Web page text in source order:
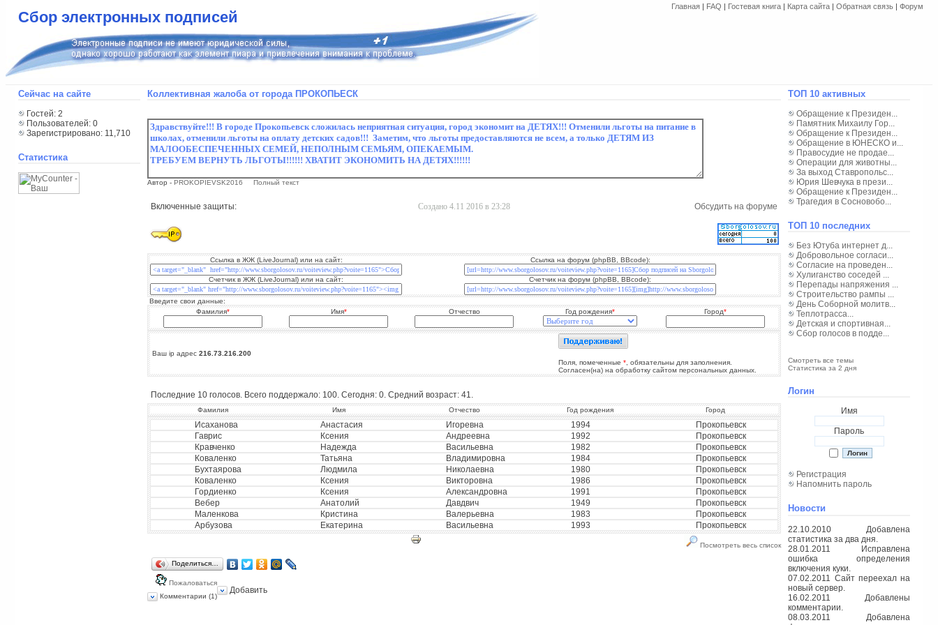
Сбор электронных подписей
Главная | FAQ | Гостевая книга | Карта сайта | Обратная связь | Форум
Сейчас на сайте
Гостей: 2
Пользователей: 0
Зарегистрировано: 11,710
Статистика
Коллективная жалоба от города ПРОКОПЬЕСК
Автор -PROKOPIEVSK2016 Полный текст
Включенные защиты: Создано 4.11 2016 в 23:28 Обсудить на форуме
Ссылка в ЖЖ (LiveJournal) или на сайт: Ссылка на форум (phpBB, BBcode):
Счетчик в ЖЖ (LiveJournal) или на сайт: Счетчик на форум (phpBB, BBcode):
Введите свои данные:
Фамилия* Имя* Отчество Год рождения* Город*
Ваш ip адрес216.73.216.200
Поля, помеченные* , обязательны для заполнения.
Согласен(на) на обработку сайтом персональных данных.
Последние 10 голосов. Всего поддержало: 100. Сегодня: 0. Средний возраст: 41.
Фамилия Имя Отчество Год рождения Город
Исаханова Анастасия Игоревна 1994
Прокопьевск
Гаврис
Ксения Андреевна 1992
Прокопьевск
Кравченко
Надежда Васильевна 1982
Прокопьевск
Коваленко
Татьяна Владимировна 1984
Прокопьевск
Бухтаярова
Людмила Николаевна 1980
Прокопьевск
Коваленко
Ксения Викторовна 1986
Прокопьевск
Гордиенко
Ксения Александровна 1991
Прокопьевск
Вебер
Анатолий Давдвич 1949
Прокопьевск
Маленкова
Кристина Валерьевна 1983
Прокопьевск
Арбузова
Екатерина Васильевна 1993 Прокопьевск
Посмотреть весь список
Поделиться…
Пожаловаться
Комментарии (1)
Добавить
ТОП 10 активных
Обращение к Президен...
Памятник Михаилу Гор...
Обращение к Президен...
Обращение в ЮНЕСКО и...
Правосудие не продае...
Операции для животны...
За выход Ставропольс...
Юрия Шевчука в прези...
Обращение к Президен...
Трагедия в Сосновобо...
ТОП 10 последних
Без Ютуба интернет д...
Добровольное согласи...
Согласие на проведен...
Хулиганство соседей ...
Перепады напряжения ...
Строительство рампы ...
День Соборной молитв...
Теплотрасса...
Детская и спортивная...
Сбор голосов в подде...
Смотреть все темы
Статистика за 2 дня
Логин
Имя
Пароль
Регистрация
Напомнить пароль
Новости
22.10.2010 Добавлена
статистика за два дня.
28.01.2011 Исправлена
ошибка определения
включения куки.
07.02.2011 Сайт переехал на
новый сервер.
16.02.2011 Добавлены
комментарии.
08.03.2011 Добавлена